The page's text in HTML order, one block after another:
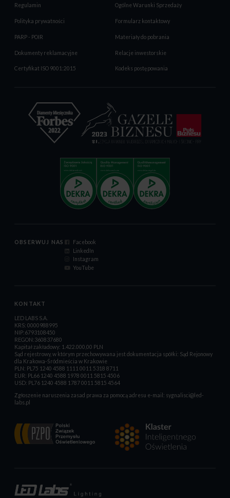
Regulamin Ogólne Warunki Sprzedaży
Polityka prywatności Formularz kontaktowy
PARP - POIR Materiały do pobrania
Dokumenty reklamacyjne Relacje inwestorskie
Certyfikat ISO 9001:2015 Kodeks postępowania
OBSERWUJ NAS
Facebook
LinkedIn
Instagram
YouTube
KONTAKT
LED LABS S.A.
KRS: 0000988995
NIP:6793108450
REGON:360837680
Kapitał zakładowy: 1.422.000,00 PLN
Sąd rejestrowy, w którym przechowywana jest dokumentacja spółki: Sąd Rejonowy
dla Krakowa-Śródmieścia w Krakowie
PLN: PL75 1240 4588 1111 0011 5318 8711
EUR: PL66 1240 4588 1978 0011 5815 4506
USD: PL76 1240 4588 1787 0011 5815 4564
Zgłoszenie naruszenia zasad prawa za pomocą adresu e-mail: sygnalisci@led-
labs.pl